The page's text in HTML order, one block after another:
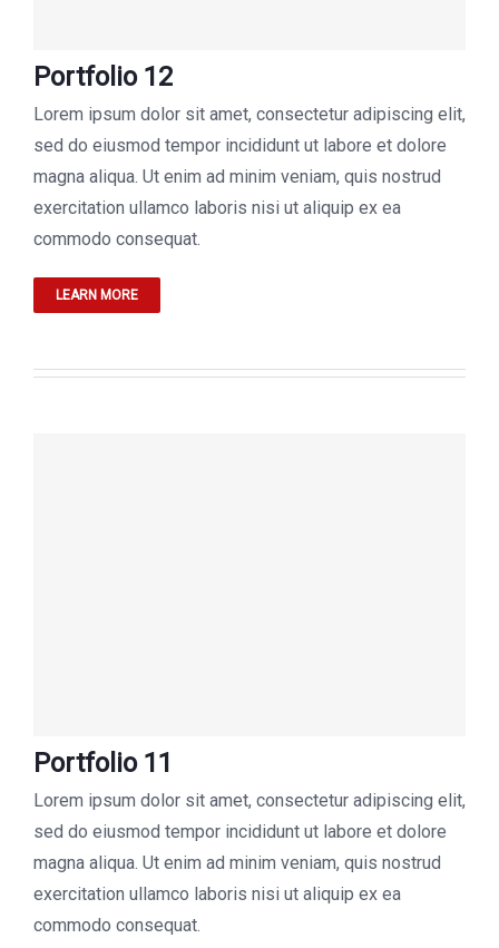
Portfolio 12
Lorem ipsum dolor sit amet, consectetur adipiscing elit,
sed do eiusmod tempor incididunt ut labore et dolore
magna aliqua. Ut enim ad minim veniam, quis nostrud
exercitation ullamco laboris nisi ut aliquip ex ea
commodo consequat.
LEARN MORE
Portfolio 11
Lorem ipsum dolor sit amet, consectetur adipiscing elit,
sed do eiusmod tempor incididunt ut labore et dolore
magna aliqua. Ut enim ad minim veniam, quis nostrud
exercitation ullamco laboris nisi ut aliquip ex ea
commodo consequat.